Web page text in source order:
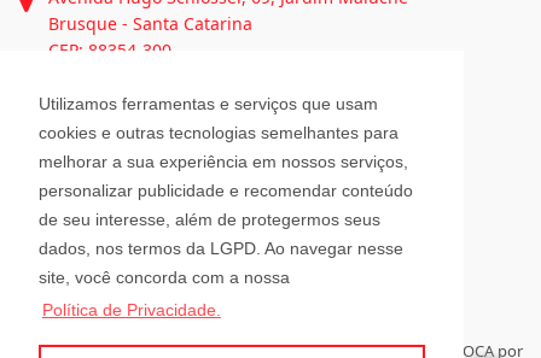
Utilizamos ferramentas e serviços que usam
cookies e outras tecnologias semelhantes para
melhorar a sua experiência em nossos serviços,
personalizar publicidade e recomendar conteúdo
de seu interesse, além de protegermos seus
dados, nos termos da LGPD. Ao navegar nesse
site, você concorda com a nossa
Política de Privacidade.
(47) 3351-1062
Avenida Hugo Schlösser, 69, Jardim Maluche
Brusque - Santa Catarina
CEP: 88354-300
Horário de Atendimento
Segunda a Sexta-Feira
08h00 - 12h00 e 13h30 - 18h00